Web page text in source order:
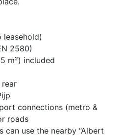
2580)
m²) included
connections (metro &
roads
can use the nearby “Albert